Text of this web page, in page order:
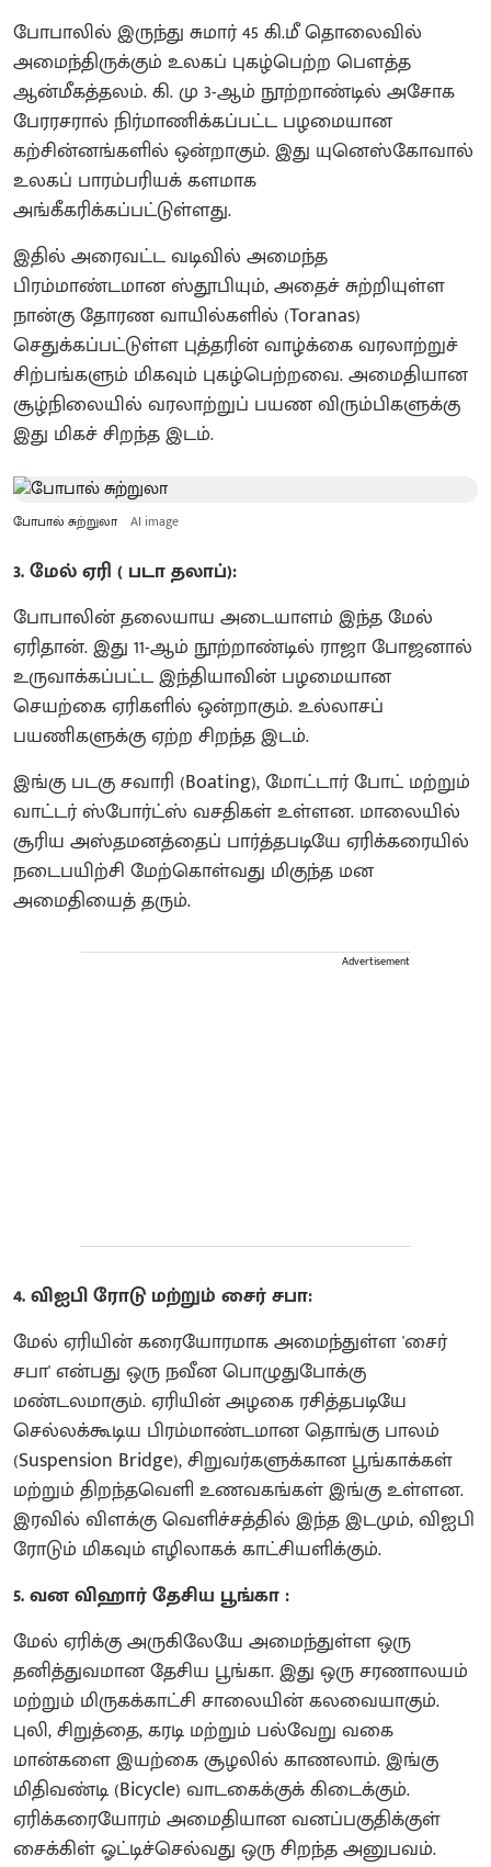
போபாலில் இருந்து சுமார் 45 கி.மீ தொலைவில்
அமைந்திருக்கும் உலகப் புகழ்பெற்ற பௌத்த
ஆன்மீகத்தலம். கி. மு 3-ஆம் நூற்றாண்டில் அசோக
பேரரசரால் நிர்மாணிக்கப்பட்ட பழமையான
கற்சின்னங்களில் ஒன்றாகும். இது யுனெஸ்கோவால்
உலகப் பாரம்பரியக் களமாக
அங்கீகரிக்கப்பட்டுள்ளது.
இதில் அரைவட்ட வடிவில் அமைந்த
பிரம்மாண்டமான ஸ்தூபியும், அதைச் சுற்றியுள்ள
நான்கு தோரண வாயில்களில் (Toranas)
செதுக்கப்பட்டுள்ள புத்தரின் வாழ்க்கை வரலாற்றுச்
சிற்பங்களும் மிகவும் புகழ்பெற்றவை. அமைதியான
சூழ்நிலையில் வரலாற்றுப் பயண விரும்பிகளுக்கு
இது மிகச் சிறந்த இடம்.
போபால் சுற்றுலா AI image
3. மேல் ஏரி ( படா தலாப்):
போபாலின் தலையாய அடையாளம் இந்த மேல்
ஏரிதான். இது 11-ஆம் நூற்றாண்டில் ராஜா போஜனால்
உருவாக்கப்பட்ட இந்தியாவின் பழமையான
செயற்கை ஏரிகளில் ஒன்றாகும். உல்லாசப்
பயணிகளுக்கு ஏற்ற சிறந்த இடம்.
இங்கு படகு சவாரி (Boating), மோட்டார் போட் மற்றும்
வாட்டர் ஸ்போர்ட்ஸ் வசதிகள் உள்ளன. மாலையில்
சூரிய அஸ்தமனத்தைப் பார்த்தபடியே ஏரிக்கரையில்
நடைபயிற்சி மேற்கொள்வது மிகுந்த மன
அமைதியைத் தரும்.
Advertisement
4. விஐபி ரோடு மற்றும் சைர் சபா:
மேல் ஏரியின் கரையோரமாக அமைந்துள்ள 'சைர்
சபா' என்பது ஒரு நவீன பொழுதுபோக்கு
மண்டலமாகும். ஏரியின் அழகை ரசித்தபடியே
செல்லக்கூடிய பிரம்மாண்டமான தொங்கு பாலம்
(Suspension Bridge), சிறுவர்களுக்கான பூங்காக்கள்
மற்றும் திறந்தவெளி உணவகங்கள் இங்கு உள்ளன.
இரவில் விளக்கு வெளிச்சத்தில் இந்த இடமும், விஐபி
ரோடும் மிகவும் எழிலாகக் காட்சியளிக்கும்.
5. வன விஹார் தேசிய பூங்கா :
மேல் ஏரிக்கு அருகிலேயே அமைந்துள்ள ஒரு
தனித்துவமான தேசிய பூங்கா. இது ஒரு சரணாலயம்
மற்றும் மிருகக்காட்சி சாலையின் கலவையாகும்.
புலி, சிறுத்தை, கரடி மற்றும் பல்வேறு வகை
மான்களை இயற்கை சூழலில் காணலாம். இங்கு
மிதிவண்டி (Bicycle) வாடகைக்குக் கிடைக்கும்.
ஏரிக்கரையோரம் அமைதியான வனப்பகுதிக்குள்
சைக்கிள் ஓட்டிச்செல்வது ஒரு சிறந்த அனுபவம்.